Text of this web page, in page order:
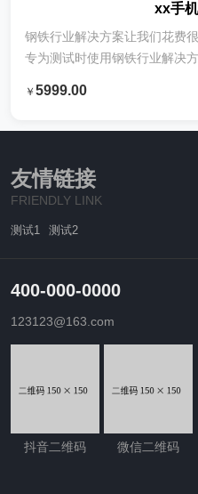
xx手
钢铁行业解决方案让我们花费
专为测试时使用钢铁行业解决
专为测试时使用钢铁行业解决
制出来这些内容专为测试时使用
￥ 5999.00
友情链接
FRIENDLY LINK
测试1 测试2
400-000-0000
123123@163.com
抖音二维码 微信二维码